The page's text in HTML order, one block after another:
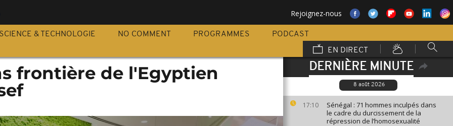
Rejoignez-nous
SCIENCE & TECHNOLOGIE NO COMMENT PROGRAMMES
PODCAST
EN DIRECT
DERNIÈRE MINUTE
8 août 2026
17:10
Sénégal : 71 hommes inculpés dans
le cadre du durcissement de la
répression de l’homosexualité
frontière de l'Egyptien